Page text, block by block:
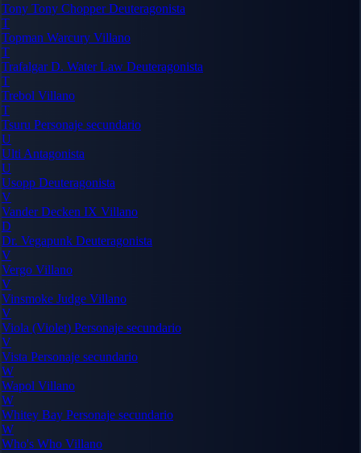
Tony Tony ChopperDeuteragonista
T
Topman Warcury Villano
T
Trafalgar D. Water Law Deuteragonista
T
Trebol Villano
T
Tsuru Personaje secundario
U
Ulti Antagonista
U
Usopp Deuteragonista
V
Vander Decken IX Villano
D
Dr. Vegapunk Deuteragonista
V
Vergo Villano
V
Vinsmoke Judge Villano
V
Viola (Violet) Personaje secundario
V
Vista Personaje secundario
W
Wapol Villano
W
Whitey Bay Personaje secundario
W
Who's Who Villano